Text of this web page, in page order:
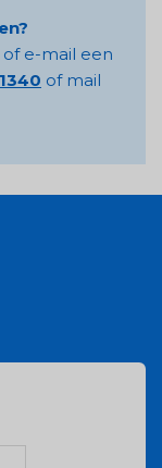
e-mail een
of mail